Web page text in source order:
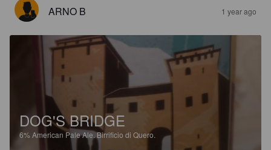
ARNO B 1 year ago
DOG'S BRIDGE
6% American Pale Ale.Birrificio di Quero.